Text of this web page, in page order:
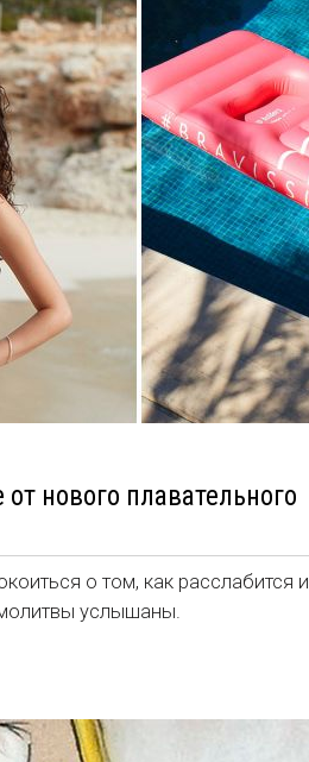
нового плавательного
о том, как расслабится и
молитвы услышаны.